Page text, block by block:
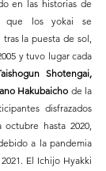
en las historias de
que los yokai se
la puesta de sol,
y tuvo lugar cada
Hakubaicho de la
disfrazados
hasta 2020,
a la pandemia
El Ichijo Hyakki